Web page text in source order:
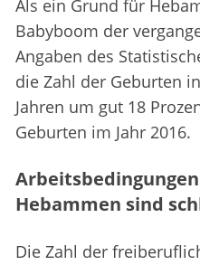
Als ein Grund für
Babyboom der
Angaben des
die Zahl der Geburten
Jahren um gut 18
Geburten im Jahr 2016.
Hebammen sind
Die Zahl der